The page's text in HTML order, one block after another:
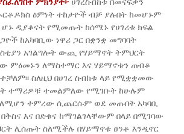
ዕምነት ተከታዮች ብቻ ያሉበት ከመሆኑም
ሆኑ ዲያቆናት የሚመጡት ከሰሜኑ የሀገሪቱ ክፍል
ከአካባቢው ነዋሪ ጋር በቋንቋ መግባባት
አገልግሎት ውጪ የሃይማኖት ትምህርት
ምዕመኑን ለማስተማር እና ሃይማኖቱን ጠብቆ
ስለዚህ በሀገረ ስብከቱ ላይ የሚቋቋመው
ተማሪዎቹ ተመልምለው የሚገቡት ከሁሉም
ተምረው ሲጨርሱም ወደ መጡበት አካባቢ
እና በድቁና ከማገልገላቸውም በላይ በሚገባው
ሊሰጡት ስለሚችሉ በሃይማኖቱ ፀንቶ እንዲኖር